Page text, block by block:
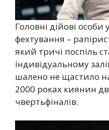
Головні дійові особи
фехтування –
який тричі поспіль
індивідуальному
шалено не щастило
2000 роках киянин
чвертьфіналів.